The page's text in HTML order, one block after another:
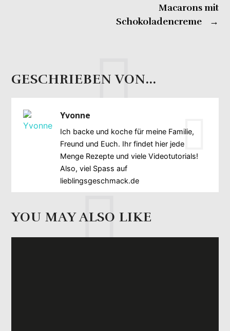
Macarons mit
Schokoladencreme
→
GESCHRIEBEN VON...
Yvonne
Ich backe und koche für meine Familie,
Freund und Euch. Ihr findet hier jede
Menge Rezepte und viele Videotutorials!
Also, viel Spass auf
lieblingsgeschmack.de
YOU MAY ALSO LIKE